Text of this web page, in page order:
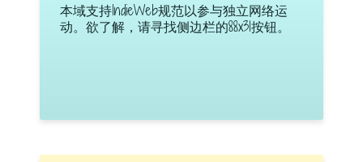
本域支持IndieWeb规范以参与独立网络运
动。欲了解，请寻找侧边栏的88x31按钮。